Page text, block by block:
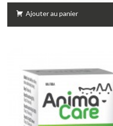
Ajouter au panier